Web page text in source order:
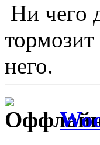
Ни чего
него.